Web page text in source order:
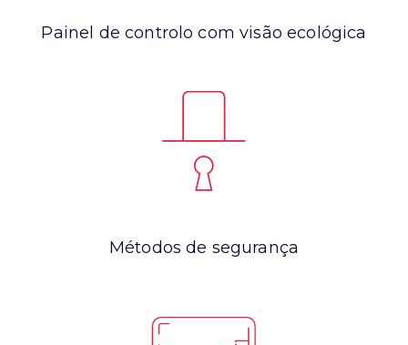
Painel de controlo com visão ecológica
Métodos de segurança